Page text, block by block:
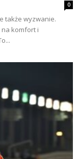
0
także wyzwanie.
na komfort i